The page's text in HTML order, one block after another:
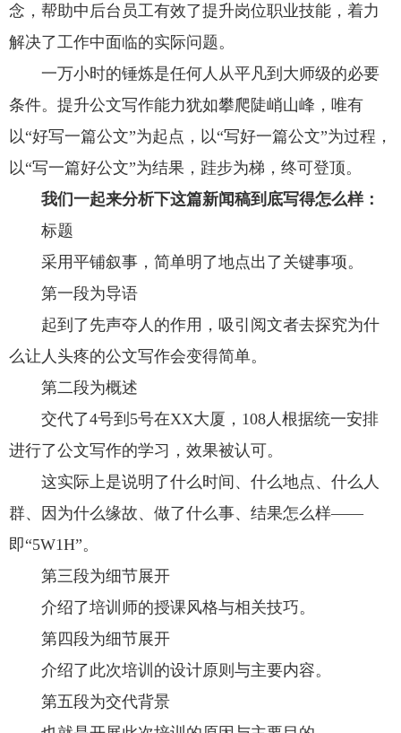
念，帮助中后台员工有效了提升岗位职业技能，着力
解决了工作中面临的实际问题。
一万小时的锤炼是任何人从平凡到大师级的必要
条件。提升公文写作能力犹如攀爬陡峭山峰，唯有
以“好写一篇公文”为起点，以“写好一篇公文”为过程，
以“写一篇好公文”为结果，跬步为梯，终可登顶。
我们一起来分析下这篇新闻稿到底写得怎么样：
标题
采用平铺叙事，简单明了地点出了关键事项。
第一段为导语
起到了先声夺人的作用，吸引阅文者去探究为什
么让人头疼的公文写作会变得简单。
第二段为概述
交代了4号到5号在XX大厦，108人根据统一安排
进行了公文写作的学习，效果被认可。
这实际上是说明了什么时间、什么地点、什么人
群、因为什么缘故、做了什么事、结果怎么样——
即“5W1H”。
第三段为细节展开
介绍了培训师的授课风格与相关技巧。
第四段为细节展开
介绍了此次培训的设计原则与主要内容。
第五段为交代背景